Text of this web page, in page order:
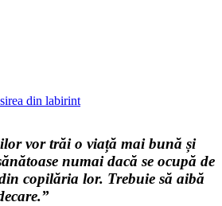
din labirint
vor trăi o viață mai bună și
numai dacă se ocupă de
copilăria lor. Trebuie să aibă